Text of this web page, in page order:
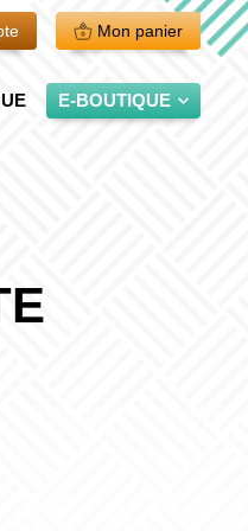
Mon panier
E-BOUTIQUE